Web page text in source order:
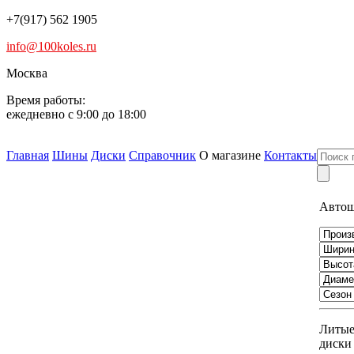
+7(917) 562 1905
info@100koles.ru
Москва
Время работы:
ежедневно с 9:00 до 18:00
Главная Шины Диски Справочник О магазине Контакты
Литые
диски